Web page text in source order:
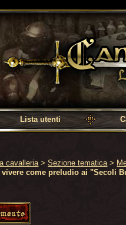
della cavalleria
Lista utenti
cavalleria >Sezione tematica >
come preludio ai "Secoli